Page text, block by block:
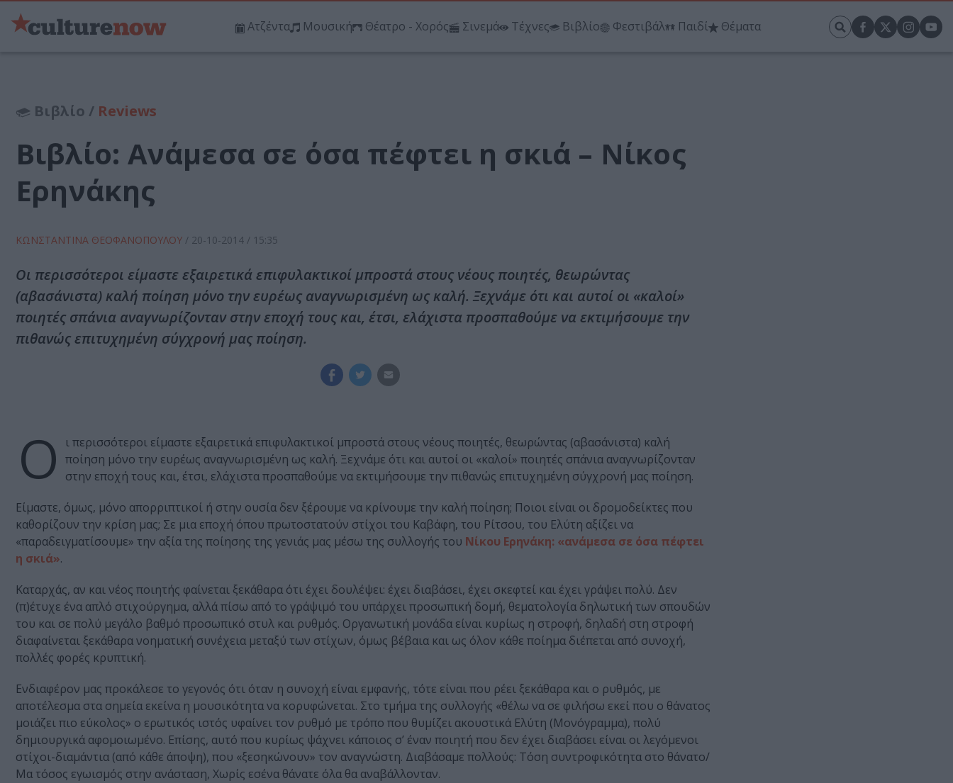
Ατζέντα Μουσική Θέατρο - Χορός Σινεμά Τέχνες Βιβλίο Φεστιβάλ Παιδί Θέματα
Βιβλίο / Reviews
Βιβλίο: Ανάμεσα σε όσα πέφτει η σκιά – Νίκος
Ερηνάκης
ΚΩΝΣΤΑΝΤΙΝΑ ΘΕΟΦΑΝΟΠΟΥΛΟΥ / 20-10-2014 / 15:35
Οι περισσότεροι είμαστε εξαιρετικά επιφυλακτικοί μπροστά στους νέους ποιητές, θεωρώντας
(αβασάνιστα) καλή ποίηση μόνο την ευρέως αναγνωρισμένη ως καλή. Ξεχνάμε ότι και αυτοί οι «καλοί»
ποιητές σπάνια αναγνωρίζονταν στην εποχή τους και, έτσι, ελάχιστα προσπαθούμε να εκτιμήσουμε την
πιθανώς επιτυχημένη σύγχρονή μας ποίηση.
Ο
ι περισσότεροι είμαστε εξαιρετικά επιφυλακτικοί μπροστά στους νέους ποιητές, θεωρώντας (αβασάνιστα) καλή
ποίηση μόνο την ευρέως αναγνωρισμένη ως καλή. Ξεχνάμε ότι και αυτοί οι «καλοί» ποιητές σπάνια αναγνωρίζονταν
στην εποχή τους και, έτσι, ελάχιστα προσπαθούμε να εκτιμήσουμε την πιθανώς επιτυχημένη σύγχρονή μας ποίηση.
Είμαστε, όμως, μόνο απορριπτικοί ή στην ουσία δεν ξέρουμε να κρίνουμε την καλή ποίηση; Ποιοι είναι οι δρομοδείκτες που
καθορίζουν την κρίση μας; Σε μια εποχή όπου πρωτοστατούν στίχοι του Καβάφη, του Ρίτσου, του Ελύτη αξίζει να
«παραδειγματίσουμε» την αξία της ποίησης της γενιάς μας μέσω της συλλογής του Νίκου Ερηνάκη: «ανάμεσα σε όσα πέφτει
η σκιά».
Καταρχάς, αν και νέος ποιητής φαίνεται ξεκάθαρα ότι έχει δουλέψει: έχει διαβάσει, έχει σκεφτεί και έχει γράψει πολύ. Δεν
(π)έτυχε ένα απλό στιχούργημα, αλλά πίσω από το γράψιμό του υπάρχει προσωπική δομή, θεματολογία δηλωτική των σπουδών
του και σε πολύ μεγάλο βαθμό προσωπικό στυλ και ρυθμός. Οργανωτική μονάδα είναι κυρίως η στροφή, δηλαδή στη στροφή
διαφαίνεται ξεκάθαρα νοηματική συνέχεια μεταξύ των στίχων, όμως βέβαια και ως όλον κάθε ποίημα διέπεται από συνοχή,
πολλές φορές κρυπτική.
Ενδιαφέρον μας προκάλεσε το γεγονός ότι όταν η συνοχή είναι εμφανής, τότε είναι που ρέει ξεκάθαρα και ο ρυθμός, με
αποτέλεσμα στα σημεία εκείνα η μουσικότητα να κορυφώνεται. Στο τμήμα της συλλογής «θέλω να σε φιλήσω εκεί που ο θάνατος
μοιάζει πιο εύκολος» ο ερωτικός ιστός υφαίνει τον ρυθμό με τρόπο που θυμίζει ακουστικά Ελύτη (Μονόγραμμα), πολύ
δημιουργικά αφομοιωμένο. Επίσης, αυτό που κυρίως ψάχνει κάποιος σ’ έναν ποιητή που δεν έχει διαβάσει είναι οι λεγόμενοι
στίχοι-διαμάντια (από κάθε άποψη), που «ξεσηκώνουν» τον αναγνώστη. Διαβάσαμε πολλούς: Τόση συντροφικότητα στο θάνατο/
Μα τόσος εγωισμός στην ανάσταση, Χωρίς εσένα θάνατε όλα θα αναβάλλονταν.